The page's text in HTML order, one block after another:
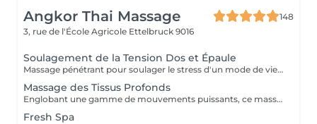
Angkor Thai Massage
148
3, rue de l'École Agricole Ettelbruck 9016
Soulagement de la Tension Dos et Épaule
Massage pénétrant pour soulager le stress d'un mode de vie trépidant ciblant les zones à problèmes de tension et des tissus et muscles conjonctifs du dos raides ou tendus.
Massage des Tissus Profonds
Englobant une gamme de mouvements puissants, ce massage revigorant combine un massage suédois classique avec des techniques de compression et de points de déclenchement pour réduire la douleur. Réchauffant le corps, il stimule les muscles des cuisses, des épaules, des bras et du dos. Idéal pour les sportifs et les personnes souffrant de tensions
Fresh Spa